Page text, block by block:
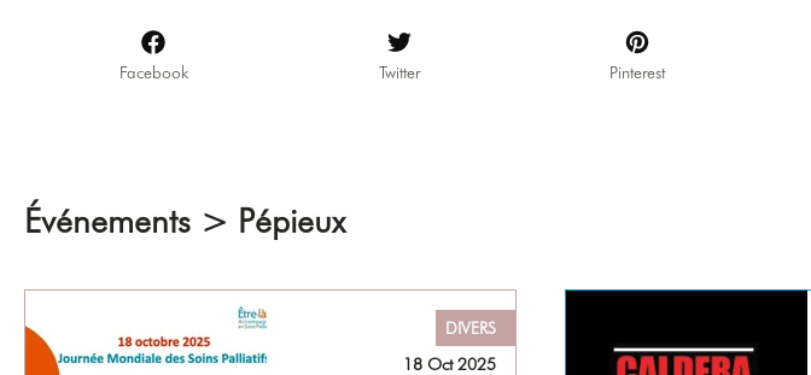
Facebook Twitter Pinterest
Événements > Pépieux
DIVERS
18 Oct 2025